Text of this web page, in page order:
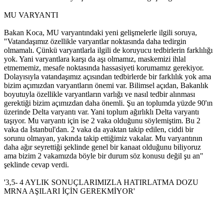
MU VARYANTI
Bakan Koca, MU varyantındaki yeni gelişmelerle ilgili soruya,
"Vatandaşımız özellikle varyantlar noktasında daha tedirgin
olmamalı. Çünkü varyantlarla ilgili de koruyucu tedbirlerin farklılığı
yok. Yani varyantlara karşı da aşı olmamız, maskemizi ihlal
etmememiz, mesafe noktasında hassasiyeti korumamız gerekiyor.
Dolayısıyla vatandaşımız açısından tedbirlerde bir farklılık yok ama
bizim açımızdan varyantların önemi var. Bilimsel açıdan, Bakanlık
boyutuyla özellikle varyantların varlığı ve nasıl tedbir alınması
gerektiği bizim açımızdan daha önemli. Şu an toplumda yüzde 90'ın
üzerinde Delta varyantı var. Yani toplum ağırlıklı Delta varyantı
taşıyor. Mu varyantı için ise 2 vaka olduğunu söylemiştim. Bu 2
vaka da İstanbul'dan. 2 vaka da ayaktan takip edilen, ciddi bir
sorunu olmayan, yakında takip ettiğimiz vakalar. Mu varyantının
daha ağır seyrettiği şeklinde genel bir kanaat olduğunu biliyoruz
ama bizim 2 vakamızda böyle bir durum söz konusu değil şu an"
şeklinde cevap verdi.
'3,5- 4 AYLIK SONUÇLARIMIZLA HATIRLATMA DOZU
MRNA AŞILARI İÇİN GEREKMİYOR'